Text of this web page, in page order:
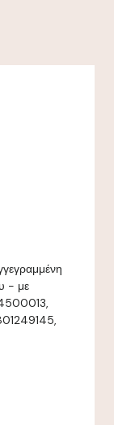
- με